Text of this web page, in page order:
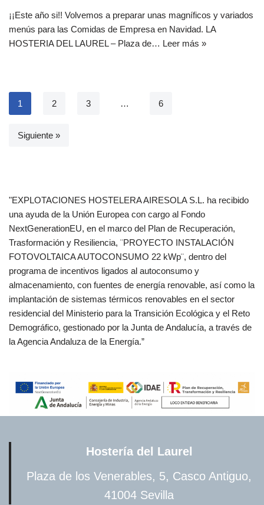
¡¡Este año si!! Volvemos a preparar unas magníficos y variados
menús para las Comidas de Empresa en Navidad. LA
HOSTERIA DEL LAUREL – Plaza de… Leer más »
1 2 3 … 6
Siguiente »
"EXPLOTACIONES HOSTELERA AIRESOLA S.L. ha recibido
una ayuda de la Unión Europea con cargo al Fondo
NextGenerationEU, en el marco del Plan de Recuperación,
Trasformación y Resiliencia, ¨PROYECTO INSTALACIÓN
FOTOVOLTAICA AUTOCONSUMO 22 kWp¨, dentro del
programa de incentivos ligados al autoconsumo y
almacenamiento, con fuentes de energía renovable, así como la
implantación de sistemas térmicos renovables en el sector
residencial del Ministerio para la Transición Ecológica y el Reto
Demográfico, gestionado por la Junta de Andalucía, a través de
la Agencia Andaluza de la Energía.”
Hostería del Laurel
Plaza de los Venerables, 5, Casco Antiguo,
41004 Sevilla